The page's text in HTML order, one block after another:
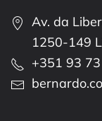
Av. da
1250-149
+351 93